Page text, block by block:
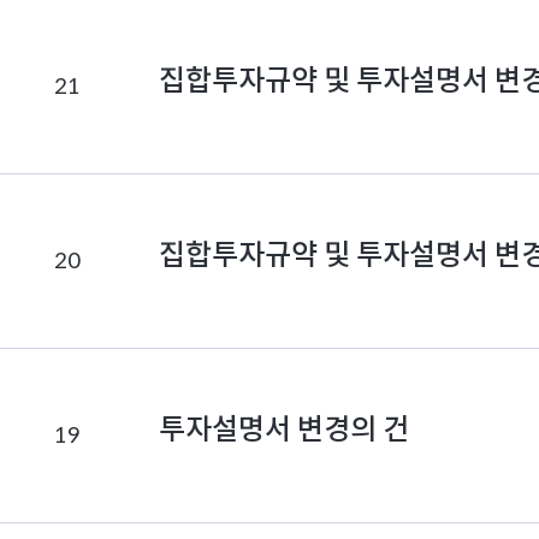
21 집합투자규약 및 투자설명서 변
20 집합투자규약 및 투자설명서 변
19 투자설명서 변경의 건